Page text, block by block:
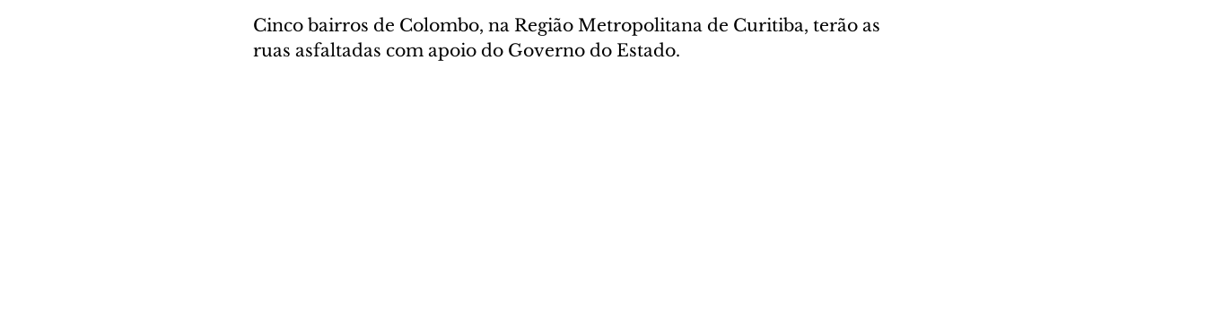
Cinco bairros de Colombo, na Região Metropolitana de Curitiba, terão as
ruas asfaltadas com apoio do Governo do Estado.